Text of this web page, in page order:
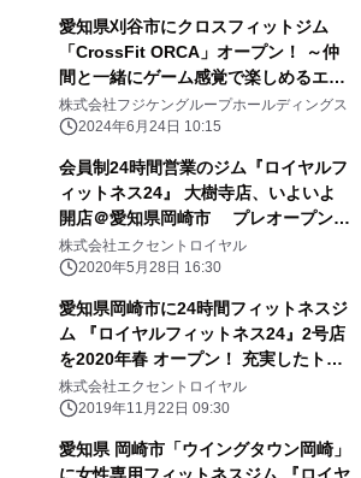
愛知県刈谷市にクロスフィットジム
「CrossFit ORCA」オープン！ ～仲
間と一緒にゲーム感覚で楽しめるエク
ササイズ～
株式会社フジケングループホールディングス
2024年6月24日 10:15
会員制24時間営業のジム『ロイヤルフ
ィットネス24』 大樹寺店、いよいよ
開店＠愛知県岡崎市 プレオープン＆
無料体験会を6/13～実施
株式会社エクセントロイヤル
2020年5月28日 16:30
愛知県岡崎市に24時間フィットネスジ
ム 『ロイヤルフィットネス24』2号店
を2020年春 オープン！ 充実したトレ
ーニングマシンと指紋認証システムを
搭載
株式会社エクセントロイヤル
2019年11月22日 09:30
愛知県 岡崎市「ウイングタウン岡崎」